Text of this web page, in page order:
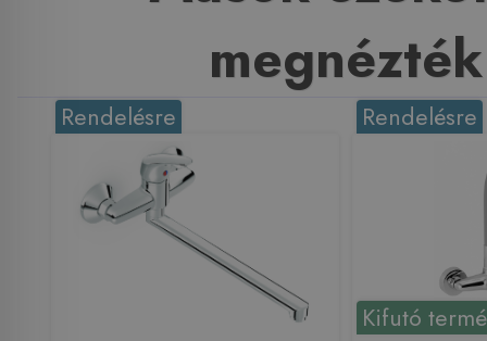
megnézték
Rendelésre
Kifutó
Rendelésre